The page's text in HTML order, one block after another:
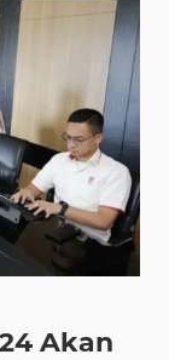
Akan